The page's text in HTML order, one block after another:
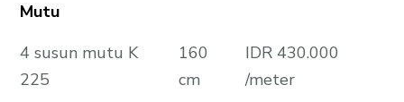
Mutu
4 susun mutu K
225
160
cm
IDR 430.000
/meter